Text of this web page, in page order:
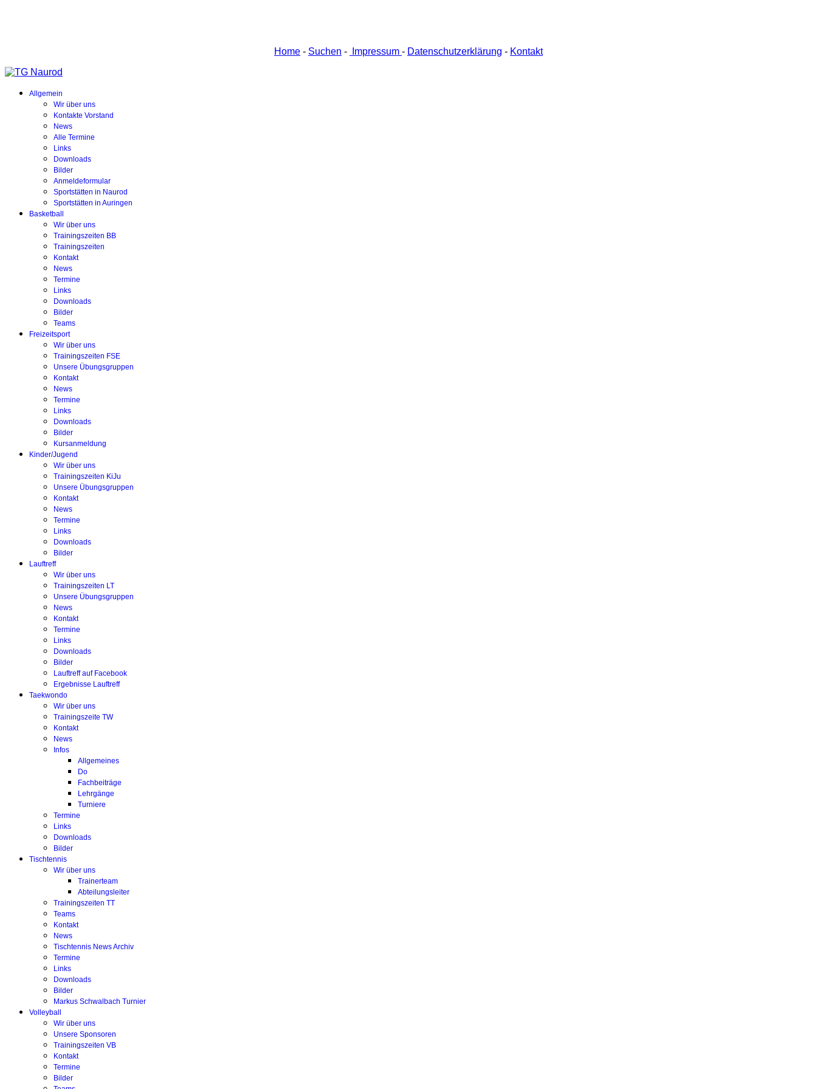
Home - Suchen - Impressum - Datenschutzerklärung - Kontakt
Allgemein
Wir über uns
Kontakte Vorstand
News
Alle Termine
Links
Downloads
Bilder
Anmeldeformular
Sportstätten in Naurod
Sportstätten in Auringen
Basketball
Wir über uns
Trainingszeiten BB
Trainingszeiten
Kontakt
News
Termine
Links
Downloads
Bilder
Teams
Freizeitsport
Wir über uns
Trainingszeiten FSE
Unsere Übungsgruppen
Kontakt
News
Termine
Links
Downloads
Bilder
Kursanmeldung
Kinder/Jugend
Wir über uns
Trainingszeiten KiJu
Unsere Übungsgruppen
Kontakt
News
Termine
Links
Downloads
Bilder
Lauftreff
Wir über uns
Trainingszeiten LT
Unsere Übungsgruppen
News
Kontakt
Termine
Links
Downloads
Bilder
Lauftreff auf Facebook
Ergebnisse Lauftreff
Taekwondo
Wir über uns
Trainingszeite TW
Kontakt
News
Infos
Allgemeines
Do
Fachbeiträge
Lehrgänge
Turniere
Termine
Links
Downloads
Bilder
Tischtennis
Wir über uns
Trainerteam
Abteilungsleiter
Trainingszeiten TT
Teams
Kontakt
News
Tischtennis News Archiv
Termine
Links
Downloads
Bilder
Markus Schwalbach Turnier
Volleyball
Wir über uns
Unsere Sponsoren
Trainingszeiten VB
Kontakt
Termine
Bilder